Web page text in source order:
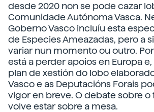
desde 2020 non se pode cazar
Comunidade Autónoma Vasca.
Goberno Vasco incluíu esta
de Especies Ameazadas, pero a
variar nun momento ou outro.
está a perder apoios en Europa
plan de xestión do lobo
Vasco e as Deputacións Forais
vigor en breve. O debate sobre
volve estar sobre a mesa.